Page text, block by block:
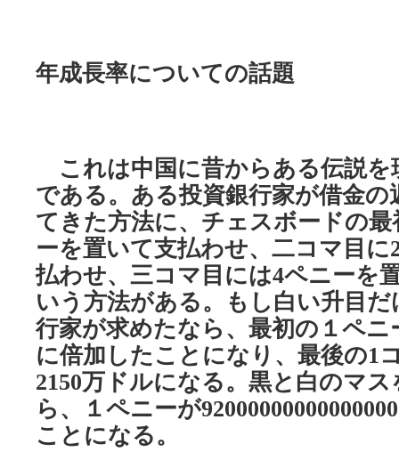
年成長率についての話題
これは中国に昔からある伝説
である。ある投資銀行家が借金
てきた方法に、チェスボードの
ーを置いて支払わせ、二コマ目に
払わせ、三コマ目には4ペニーを
いう方法がある。もし白い升目
行家が求めたなら、最初の１ペ
に倍加したことになり、最後の1
2150万ドルになる。黒と白のマ
ら、１ペニーが92000000000000000
ことになる。